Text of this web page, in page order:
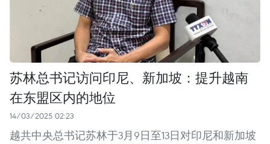
苏林总书记访问印尼、新加坡：提升越南
在东盟区内的地位
14/03/2025 02:23
越共中央总书记苏林于3月9日至13日对印尼和新加坡